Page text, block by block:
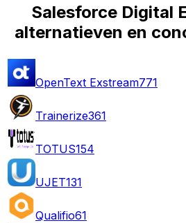
Salesforce Digital
alternatieven en
OpenText Exstream771
Trainerize361
TOTUS154
UJET131
Qualifio61